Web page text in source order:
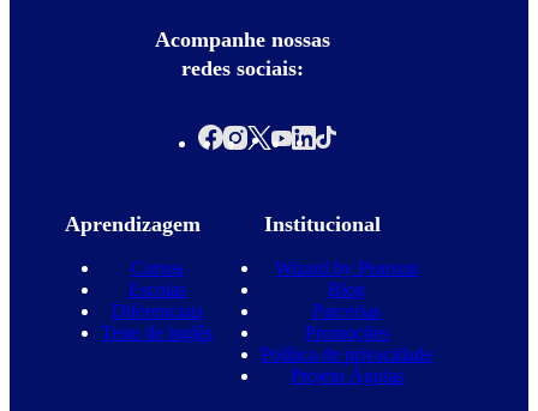
Acompanhe nossas
redes sociais:
Aprendizagem
Cursos
Escolas
Diferenciais
Teste de inglês
Institucional
Wizard by Pearson
Blog
Parcerias
Promoções
Política de privacidade
Projeto Águias